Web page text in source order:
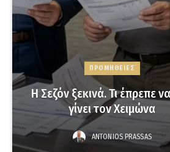
ΠΡΟΜΗΘΕΙΕΣ
Η Σεζόν ξεκινά. Τι έπρεπε
γίνει τον Χειμώνα
ANTONIOS PRASSAS